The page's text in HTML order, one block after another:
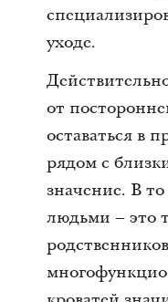
уходе.
от
оставаться в
рядом с
значение. В
людьми – это